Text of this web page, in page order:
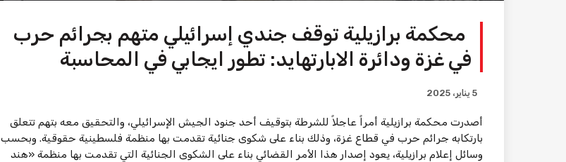
محكمة برازيلية توقف جندي إسرائيلي متهم بجرائم حرب
في غزة ودائرة الابارتهايد: تطور ايجابي في المحاسبة
5 يناير، 2025
أصدرت محكمة برازيلية أمراً عاجلاً للشرطة بتوقيف أحد جنود الجيش الإسرائيلي، والتحقيق معه بتهم تتعلق
بارتكابه جرائم حرب في قطاع غزة، وذلك بناء على شكوى جنائية تقدمت بها منظمة فلسطينية حقوقية. وبحسب
وسائل إعلام برازيلية، يعود إصدار هذا الأمر القضائي بناء على الشكوى الجنائية التي تقدمت بها منظمة «هند